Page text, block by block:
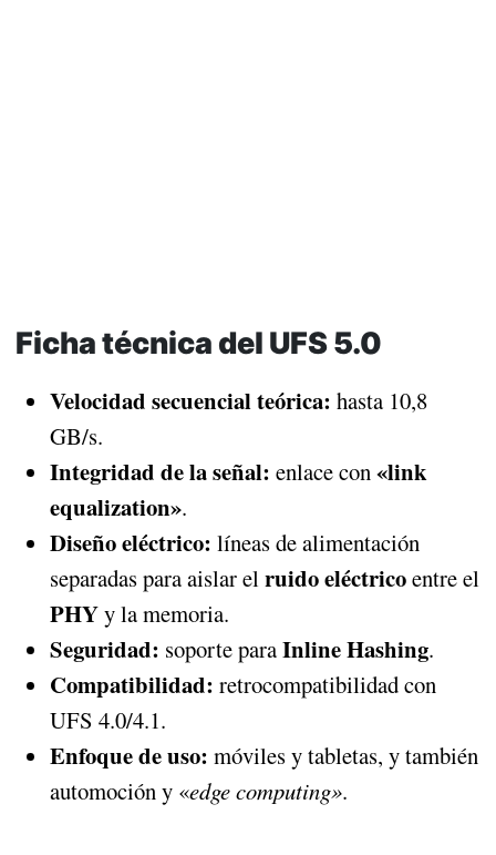
Ficha técnica del UFS 5.0
Velocidad secuencial teórica: hasta 10,8
GB/s.
Integridad de la señal: enlace con«link
equalization».
Diseño eléctrico: líneas de alimentación
separadas para aislar elruido eléctricoentre el
PHYy la memoria.
Seguridad: soporte paraInline Hashing.
Compatibilidad: retrocompatibilidad con
UFS 4.0/4.1.
Enfoque de uso: móviles y tabletas, y también
automoción y «edge computing».